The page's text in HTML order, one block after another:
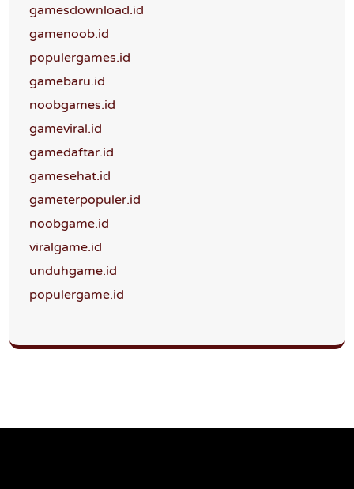
gamesdownload.id
gamenoob.id
populergames.id
gamebaru.id
noobgames.id
gameviral.id
gamedaftar.id
gamesehat.id
gameterpopuler.id
noobgame.id
viralgame.id
unduhgame.id
populergame.id